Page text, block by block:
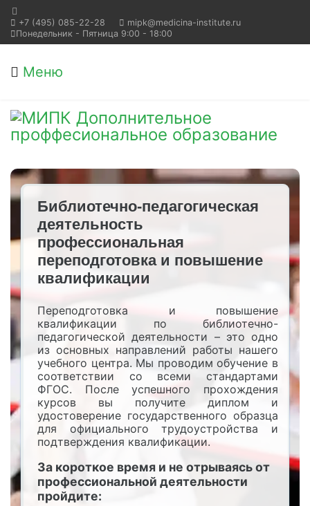
+7 (495) 085-22-28
mipk@medicina-institute.ru
Понедельник - Пятница 9:00 - 18:00
Меню
Библиотечно-педагогическая
деятельность
профессиональная
переподготовка и повышение
квалификации
Переподготовка и повышение
квалификации по библиотечно-
педагогической деятельности – это одно
из основных направлений работы нашего
учебного центра. Мы проводим обучение в
соответствии со всеми стандартами
ФГОС. После успешного прохождения
курсов вы получите диплом и
удостоверение государственного образца
для официального трудоустройства и
подтверждения квалификации.
За короткое время и не отрываясь от
профессиональной деятельности
пройдите: